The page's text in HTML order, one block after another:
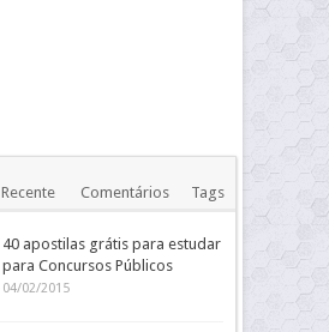
Recente Comentários Tags
40 apostilas grátis para estudar
para Concursos Públicos
04/02/2015